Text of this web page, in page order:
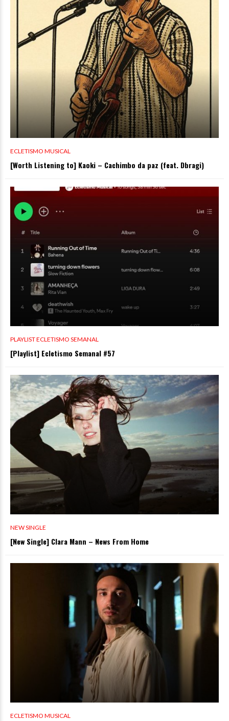
ECLETISMO MUSICAL
[Worth Listening to] Kaoki – Cachimbo da paz (feat. Dbragi)
PLAYLIST ECLETISMO SEMANAL
[Playlist] Ecletismo Semanal #57
NEW SINGLE
[New Single] Clara Mann – News From Home
ECLETISMO MUSICAL